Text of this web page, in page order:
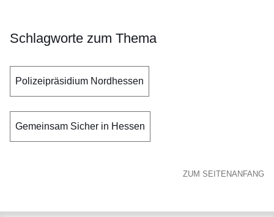
Schlagworte zum Thema
Polizeipräsidium Nordhessen
Gemeinsam Sicher in Hessen
ZUM SEITENANFANG